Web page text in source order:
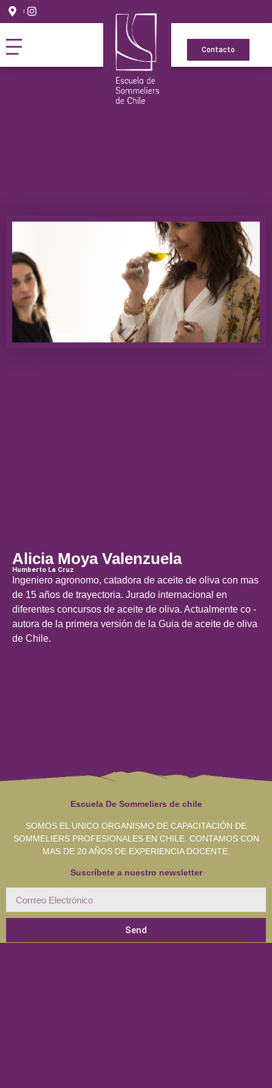
Contacto
Alicia Moya Valenzuela
Humberto La Cruz
Ingeniero agronomo, catadora de aceite de oliva con mas
de 15 años de trayectoria. Jurado internacional en
diferentes concursos de aceite de oliva. Actualmente co -
autora de la primera versión de la Guia de aceite de oliva
de Chile.
Escuela De Sommeliers de chile
SOMOS EL UNICO ORGANISMO DE CAPACITACIÓN DE
SOMMELIERS PROFESIONALES EN CHILE. CONTAMOS CON
MAS DE 20 AÑOS DE EXPERIENCIA DOCENTE.
Suscríbete a nuestro newsletter
Send